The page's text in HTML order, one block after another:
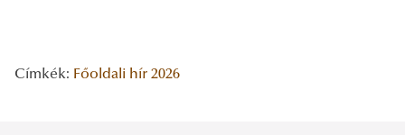
Címkék: Főoldali hír 2026